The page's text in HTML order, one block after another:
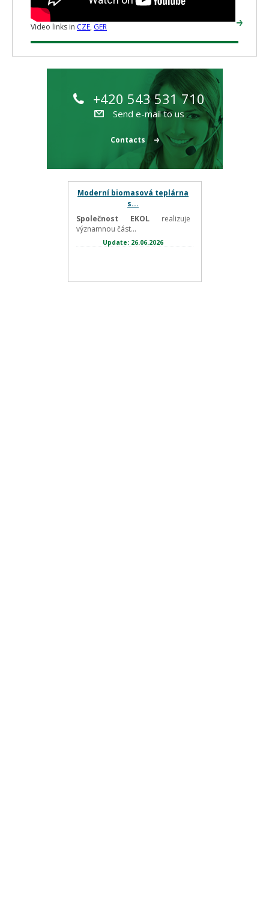
Video links in CZE, GER
+420 543 531 710
Send e-mail to us
Contacts
Moderní biomasová teplárna
s...
Společnost EKOLrealizuje
významnou část...
Update: 26.06.2026